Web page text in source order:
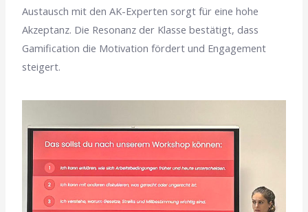
Austausch mit den AK-Experten sorgt für eine hohe
Akzeptanz. Die Resonanz der Klasse bestätigt, dass
Gamification die Motivation fördert und Engagement
steigert.